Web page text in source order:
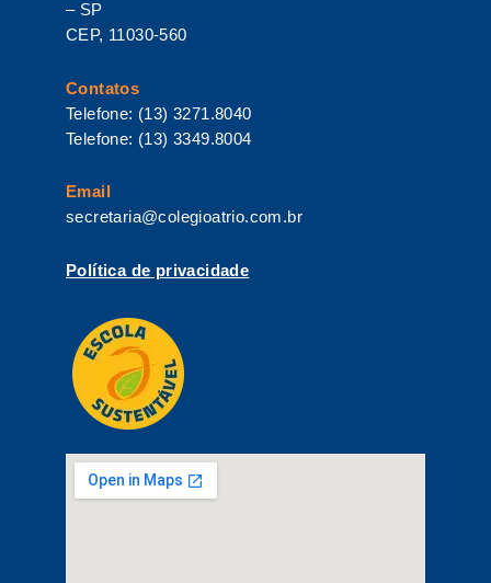
– SP
CEP, 11030-560
Contatos
Telefone: (13) 3271.8040
Telefone: (13) 3349.8004
Email
secretaria@colegioatrio.com.br
Política de privacidade